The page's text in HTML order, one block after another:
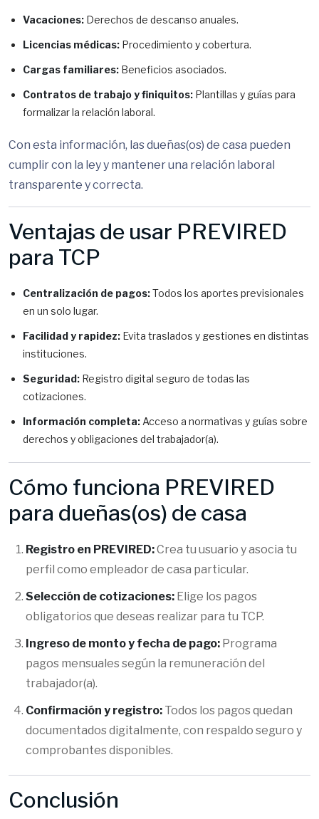
Vacaciones: Derechos de descanso anuales.
Licencias médicas: Procedimiento y cobertura.
Cargas familiares: Beneficios asociados.
Contratos de trabajo y finiquitos: Plantillas y guías para
formalizar la relación laboral.
Con esta información, las dueñas(os) de casa pueden
cumplir con la ley y mantener una relación laboral
transparente y correcta.
Ventajas de usar PREVIRED
para TCP
Centralización de pagos:Todos los aportes previsionales
en un solo lugar.
Facilidad y rapidez: Evita traslados y gestiones en distintas
instituciones.
Seguridad: Registro digital seguro de todas las
cotizaciones.
Información completa: Acceso a normativas y guías sobre
derechos y obligaciones del trabajador(a).
Cómo funciona PREVIRED
para dueñas(os) de casa
Registro en PREVIRED:Crea tu usuario y asocia tu
perfil como empleador de casa particular.
Selección de cotizaciones: Elige los pagos
obligatorios que deseas realizar para tu TCP.
Ingreso de monto y fecha de pago: Programa
pagos mensuales según la remuneración del
trabajador(a).
Confirmación y registro: Todos los pagos quedan
documentados digitalmente, con respaldo seguro y
comprobantes disponibles.
Conclusión